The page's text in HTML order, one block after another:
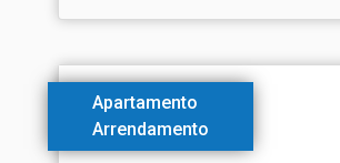
Apartamento
Arrendamento